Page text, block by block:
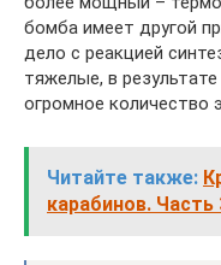
бомба имеет другой
дело с реакцией
тяжелые, в
огромное количество
Читайте также:
карабинов. Часть